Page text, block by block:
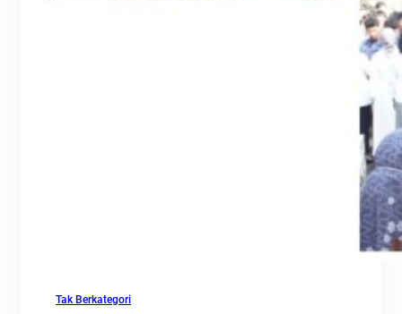
Tak Berkategori